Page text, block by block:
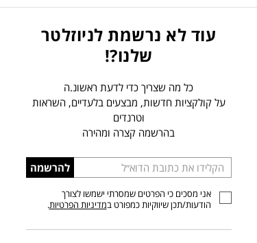
עוד לא נרשמת לניוזלטר
שלנו?!
כל מה שצריך כדי לדעת ראשונ.ה
על קולקציות חדשות, מבצעים בלעדיים, השראות
וטרנדים
בהרשמה קצרה ומהירה
הכניסו
כתובת
דוא”ל
להרשמה
אני מסכים כי הפרטים שמסרתי ישמשו לצורך
הודעות/תכן שיווקיות כמפורט במדיניות הפרטיות.